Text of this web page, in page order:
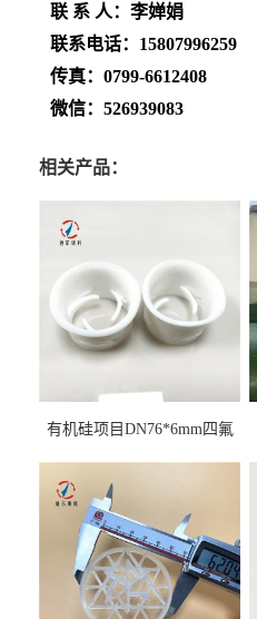
联 系 人：李婵娟
联系电话： 15807996259
传真： 0799-6612408
微信： 526939083
相关产品：
有机硅项目DN76*6mm四氟